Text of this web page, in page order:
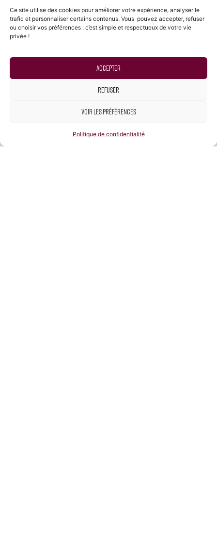
Ce site utilise des cookies pour améliorer votre expérience, analyser le
trafic et personnaliser certains contenus. Vous pouvez accepter, refuser
ou choisir vos préférences : c’est simple et respectueux de votre vie
privée !
Accepter
Refuser
Voir les préférences
Politique de confidentialité